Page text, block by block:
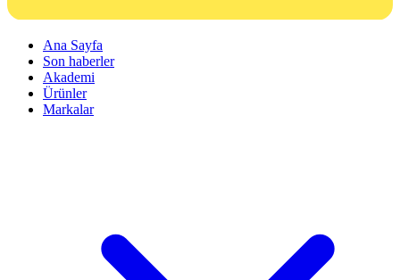
Ana Sayfa
Son haberler
Akademi
Ürünler
Markalar